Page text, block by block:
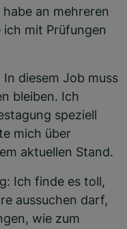
an mehreren
ich mit Prüfungen
diesem Job muss
bleiben. Ich
speziell
mich über
aktuellen Stand.
Ich finde es toll,
aussuchen darf,
wie zum